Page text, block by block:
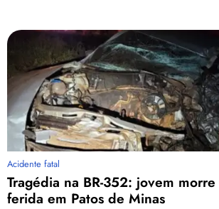
Acidente fatal
Tragédia na BR-352: jovem
ferida em Patos de Minas